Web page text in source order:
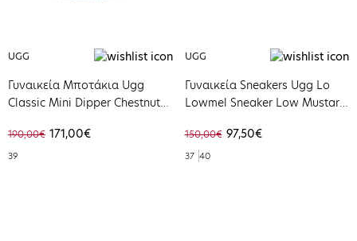
UGG
Γυναικεία Μποτάκια Ugg
Classic Mini Dipper Chestnut
190,00€ 171,00€
39
UGG
Γυναικεία Sneakers Ugg Lo
Lowmel Sneaker Low Mustard
150,00€ 97,50€
37 40